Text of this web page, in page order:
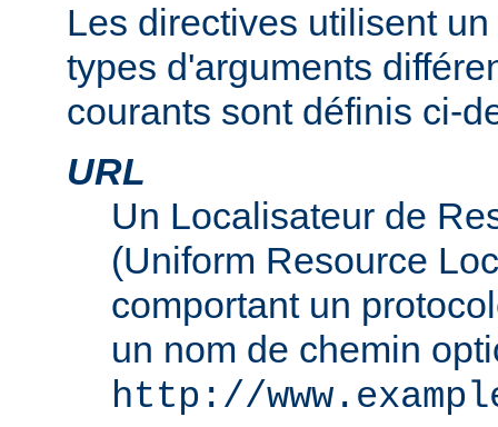
Les directives utilisent
types d'arguments
courants sont définis ci-
URL
Un Localisateur de
(Uniform Resource
comportant un
un nom de chemin
http://